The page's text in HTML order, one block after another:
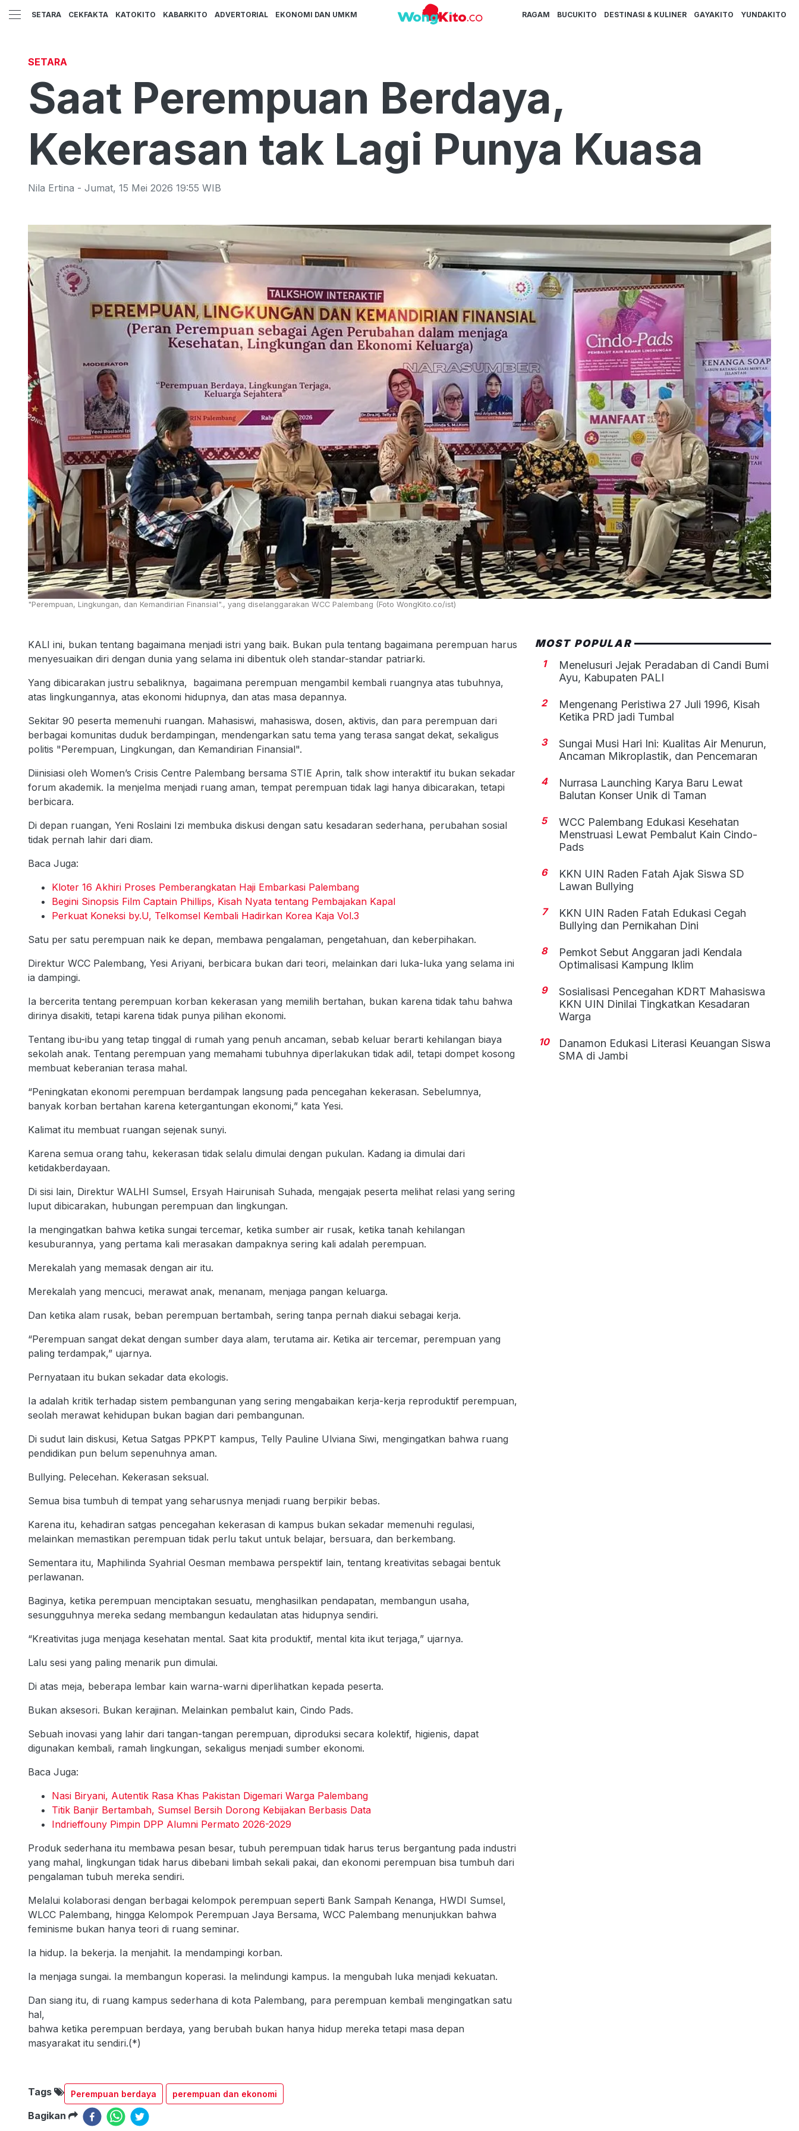
SETARA CEKFAKTA KATOKITO KABARKITO ADVERTORIAL EKONOMI DAN UMKM RAGAM BUCUKITO DESTINASI & KULINER GAYAKITO YUNDAKITO
SETARA
Saat Perempuan Berdaya,
Kekerasan tak Lagi Punya Kuasa
Nila Ertina - Jumat, 15 Mei 2026 19:55 WIB
"Perempuan, Lingkungan, dan Kemandirian Finansial"., yang diselanggarakan WCC Palembang (Foto WongKito.co/ist)
KALI ini, bukan tentang bagaimana menjadi istri yang baik. Bukan pula tentang bagaimana perempuan harus
menyesuaikan diri dengan dunia yang selama ini dibentuk oleh standar-standar patriarki.
Yang dibicarakan justru sebaliknya, bagaimana perempuan mengambil kembali ruangnya atas tubuhnya,
atas lingkungannya, atas ekonomi hidupnya, dan atas masa depannya.
Sekitar 90 peserta memenuhi ruangan. Mahasiswi, mahasiswa, dosen, aktivis, dan para perempuan dari
berbagai komunitas duduk berdampingan, mendengarkan satu tema yang terasa sangat dekat, sekaligus
politis "Perempuan, Lingkungan, dan Kemandirian Finansial".
Diinisiasi oleh Women’s Crisis Centre Palembang bersama STIE Aprin, talk show interaktif itu bukan sekadar
forum akademik. Ia menjelma menjadi ruang aman, tempat perempuan tidak lagi hanya dibicarakan, tetapi
berbicara.
Di depan ruangan, Yeni Roslaini Izi membuka diskusi dengan satu kesadaran sederhana, perubahan sosial
tidak pernah lahir dari diam.
Baca Juga:
Kloter 16 Akhiri Proses Pemberangkatan Haji Embarkasi Palembang
Begini Sinopsis Film Captain Phillips, Kisah Nyata tentang Pembajakan Kapal
Perkuat Koneksi by.U, Telkomsel Kembali Hadirkan Korea Kaja Vol.3
Satu per satu perempuan naik ke depan, membawa pengalaman, pengetahuan, dan keberpihakan.
Direktur WCC Palembang, Yesi Ariyani, berbicara bukan dari teori, melainkan dari luka-luka yang selama ini
ia dampingi.
Ia bercerita tentang perempuan korban kekerasan yang memilih bertahan, bukan karena tidak tahu bahwa
dirinya disakiti, tetapi karena tidak punya pilihan ekonomi.
Tentang ibu-ibu yang tetap tinggal di rumah yang penuh ancaman, sebab keluar berarti kehilangan biaya
sekolah anak. Tentang perempuan yang memahami tubuhnya diperlakukan tidak adil, tetapi dompet kosong
membuat keberanian terasa mahal.
“Peningkatan ekonomi perempuan berdampak langsung pada pencegahan kekerasan. Sebelumnya,
banyak korban bertahan karena ketergantungan ekonomi,” kata Yesi.
Kalimat itu membuat ruangan sejenak sunyi.
Karena semua orang tahu, kekerasan tidak selalu dimulai dengan pukulan. Kadang ia dimulai dari
ketidakberdayaan.
Di sisi lain, Direktur WALHI Sumsel, Ersyah Hairunisah Suhada, mengajak peserta melihat relasi yang sering
luput dibicarakan, hubungan perempuan dan lingkungan.
Ia mengingatkan bahwa ketika sungai tercemar, ketika sumber air rusak, ketika tanah kehilangan
kesuburannya, yang pertama kali merasakan dampaknya sering kali adalah perempuan.
Merekalah yang memasak dengan air itu.
Merekalah yang mencuci, merawat anak, menanam, menjaga pangan keluarga.
Dan ketika alam rusak, beban perempuan bertambah, sering tanpa pernah diakui sebagai kerja.
“Perempuan sangat dekat dengan sumber daya alam, terutama air. Ketika air tercemar, perempuan yang
paling terdampak,” ujarnya.
Pernyataan itu bukan sekadar data ekologis.
Ia adalah kritik terhadap sistem pembangunan yang sering mengabaikan kerja-kerja reproduktif perempuan,
seolah merawat kehidupan bukan bagian dari pembangunan.
Di sudut lain diskusi, Ketua Satgas PPKPT kampus, Telly Pauline Ulviana Siwi, mengingatkan bahwa ruang
pendidikan pun belum sepenuhnya aman.
Bullying. Pelecehan. Kekerasan seksual.
Semua bisa tumbuh di tempat yang seharusnya menjadi ruang berpikir bebas.
Karena itu, kehadiran satgas pencegahan kekerasan di kampus bukan sekadar memenuhi regulasi,
melainkan memastikan perempuan tidak perlu takut untuk belajar, bersuara, dan berkembang.
Sementara itu, Maphilinda Syahrial Oesman membawa perspektif lain, tentang kreativitas sebagai bentuk
perlawanan.
Baginya, ketika perempuan menciptakan sesuatu, menghasilkan pendapatan, membangun usaha,
sesungguhnya mereka sedang membangun kedaulatan atas hidupnya sendiri.
“Kreativitas juga menjaga kesehatan mental. Saat kita produktif, mental kita ikut terjaga,” ujarnya.
Lalu sesi yang paling menarik pun dimulai.
Di atas meja, beberapa lembar kain warna-warni diperlihatkan kepada peserta.
Bukan aksesori. Bukan kerajinan. Melainkan pembalut kain, Cindo Pads.
Sebuah inovasi yang lahir dari tangan-tangan perempuan, diproduksi secara kolektif, higienis, dapat
digunakan kembali, ramah lingkungan, sekaligus menjadi sumber ekonomi.
Baca Juga:
Nasi Biryani, Autentik Rasa Khas Pakistan Digemari Warga Palembang
Titik Banjir Bertambah, Sumsel Bersih Dorong Kebijakan Berbasis Data
Indrieffouny Pimpin DPP Alumni Permato 2026-2029
Produk sederhana itu membawa pesan besar, tubuh perempuan tidak harus terus bergantung pada industri
yang mahal, lingkungan tidak harus dibebani limbah sekali pakai, dan ekonomi perempuan bisa tumbuh dari
pengalaman tubuh mereka sendiri.
Melalui kolaborasi dengan berbagai kelompok perempuan seperti Bank Sampah Kenanga, HWDI Sumsel,
WLCC Palembang, hingga Kelompok Perempuan Jaya Bersama, WCC Palembang menunjukkan bahwa
feminisme bukan hanya teori di ruang seminar.
Ia hidup. Ia bekerja. Ia menjahit. Ia mendampingi korban.
Ia menjaga sungai. Ia membangun koperasi. Ia melindungi kampus. Ia mengubah luka menjadi kekuatan.
Dan siang itu, di ruang kampus sederhana di kota Palembang, para perempuan kembali mengingatkan satu
hal,
bahwa ketika perempuan berdaya, yang berubah bukan hanya hidup mereka tetapi masa depan
masyarakat itu sendiri.(*)
Tags Perempuan berdaya perempuan dan ekonomi
Bagikan
MOST POPULAR
1
Menelusuri Jejak Peradaban di Candi Bumi
Ayu, Kabupaten PALI
2
Mengenang Peristiwa 27 Juli 1996, Kisah
Ketika PRD jadi Tumbal
3
Sungai Musi Hari Ini: Kualitas Air Menurun,
Ancaman Mikroplastik, dan Pencemaran
4
Nurrasa Launching Karya Baru Lewat
Balutan Konser Unik di Taman
5
WCC Palembang Edukasi Kesehatan
Menstruasi Lewat Pembalut Kain Cindo-
Pads
6
KKN UIN Raden Fatah Ajak Siswa SD
Lawan Bullying
7
KKN UIN Raden Fatah Edukasi Cegah
Bullying dan Pernikahan Dini
8
Pemkot Sebut Anggaran jadi Kendala
Optimalisasi Kampung Iklim
9
Sosialisasi Pencegahan KDRT Mahasiswa
KKN UIN Dinilai Tingkatkan Kesadaran
Warga
10
Danamon Edukasi Literasi Keuangan Siswa
SMA di Jambi